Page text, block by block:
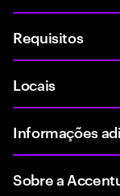
Requisitos
Locais
Informações
Sobre a